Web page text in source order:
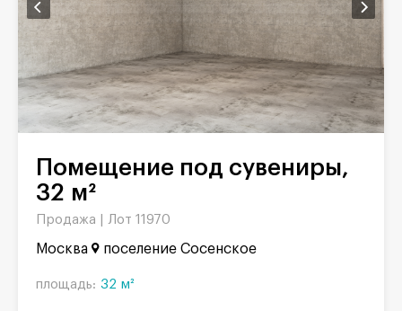
Помещение под сувениры,
32 м²
Продажа | Лот 11970
Москва поселение Сосенское
площадь: 32 м²